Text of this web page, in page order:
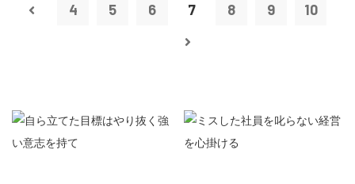
4 5 6 7 8 9 10